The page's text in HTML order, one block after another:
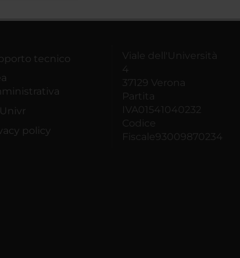
tecnico
policy
Viale dell'Università
4
37129 Verona
Partita
IVA01541040232
Codice
Fiscale93009870234